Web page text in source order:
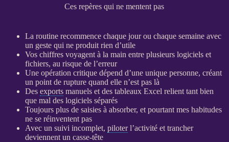
Ces repères qui ne mentent pas
La routine recommence chaque jour ou chaque semaine avec
un geste qui ne produit rien d’utile
Vos chiffres voyagent à la main entre plusieurs logiciels et
fichiers, au risque de l’erreur
Une opération critique dépend d’une unique personne, créant
un point de rupture quand elle n’est pas là
Des exportsmanuels et des tableaux Excel relient tant bien
que mal des logiciels séparés
Toujours plus de saisies à absorber, et pourtant mes habitudes
ne se réinventent pas
Avec un suivi incomplet, piloterl’activité et trancher
deviennent un casse-tête